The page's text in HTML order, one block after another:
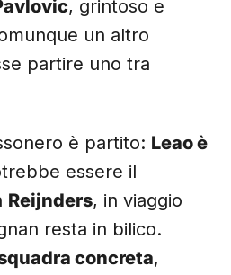
, grintoso e
un altro
partire uno tra
è partito: Leao è
essere il
Reijnders, in viaggio
resta in bilico.
concreta,